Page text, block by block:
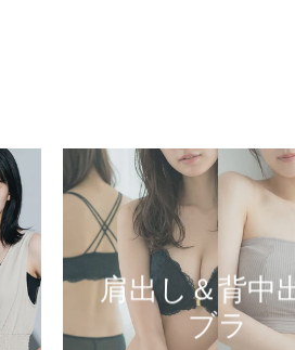
肩出し＆背中
ブラ